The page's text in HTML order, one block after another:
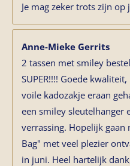
Je mag zeker trots zijn op
Anne-Mieke Gerrits
2 tassen met smiley
SUPER!!!! Goede
voile kadozakje eraan
een smiley sleutelhanger
verrassing. Hopelijk gaan
Bag" met veel plezier
in juni. Heel hartelijk